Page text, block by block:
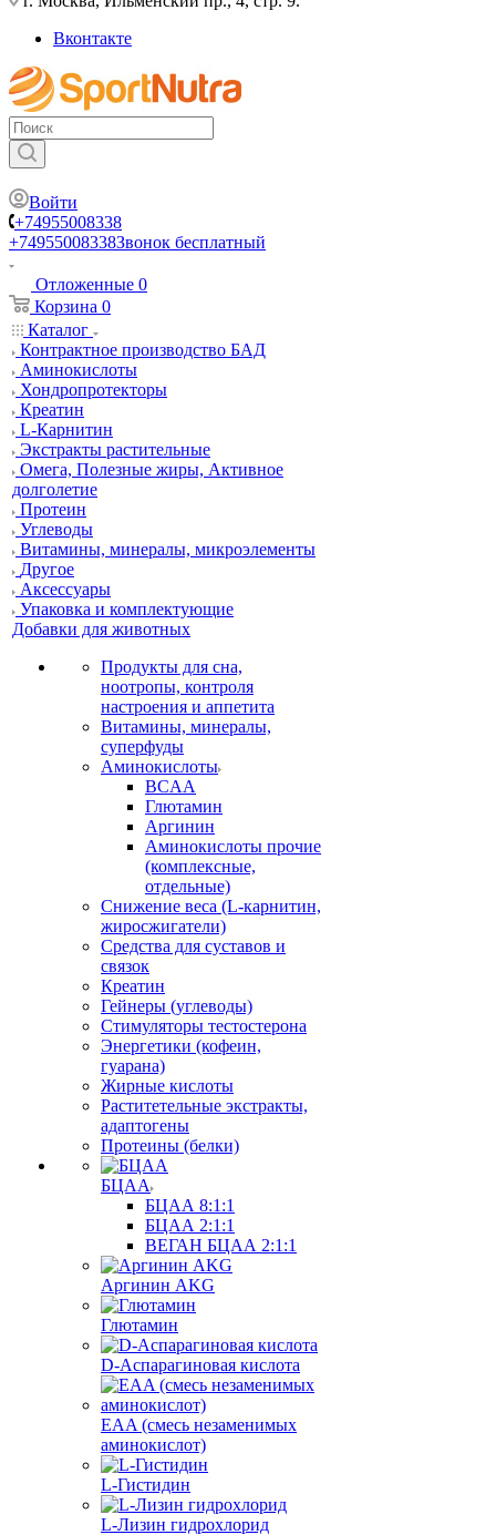
Вконтакте
Войти
+74955008338
+74955008338Звонок бесплатный
Отложенные 0
Корзина 0
Каталог
Контрактное производство БАД
Аминокислоты
Хондропротекторы
Креатин
L-Карнитин
Экстракты растительные
Омега, Полезные жиры, Активное
долголетие
Протеин
Углеводы
Витамины, минералы, микроэлементы
Другое
Аксессуары
Упаковка и комплектующие
Добавки для животных
Продукты для сна,
ноотропы, контроля
настроения и аппетита
Витамины, минералы,
суперфуды
Аминокислоты
BCAA
Глютамин
Аргинин
Аминокислоты прочие
(комплексные,
отдельные)
Снижение веса (L-карнитин,
жиросжигатели)
Средства для суставов и
связок
Креатин
Гейнеры (углеводы)
Стимуляторы тестостерона
Энергетики (кофеин,
гуарана)
Жирные кислоты
Раститетельные экстракты,
адаптогены
Протеины (белки)
БЦАА
БЦАА 8:1:1
БЦАА 2:1:1
ВЕГАН БЦАА 2:1:1
Аргинин AKG
Глютамин
D-Аспарагиновая кислота
EAA (смесь незаменимых
аминокислот)
L-Гистидин
L-Лизин гидрохлорид